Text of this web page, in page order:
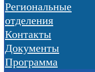
Региональные
отделения
Контакты
Документы
Программа